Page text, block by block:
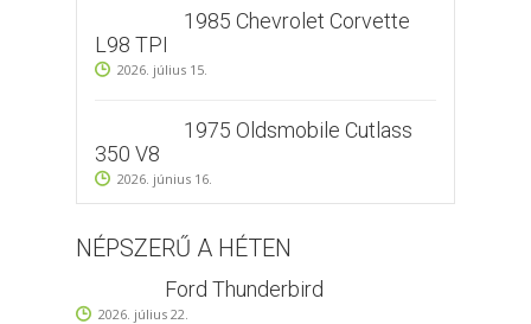
1985 Chevrolet Corvette
L98 TPI
2026. július 15.
1975 Oldsmobile Cutlass
350 V8
2026. június 16.
NÉPSZERŰ A HÉTEN
Ford Thunderbird
2026. július 22.